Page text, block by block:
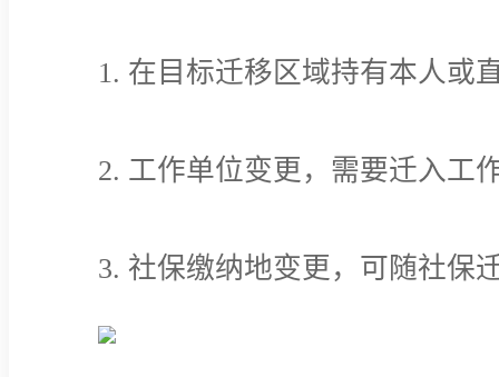
1. 在目标迁移区域持有本人或
2. 工作单位变更，需要迁入工
3. 社保缴纳地变更，可随社保